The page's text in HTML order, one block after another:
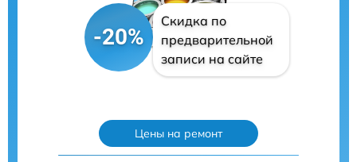
-20%
Скидка по
предварительной
записи на сайте
Цены на ремонт